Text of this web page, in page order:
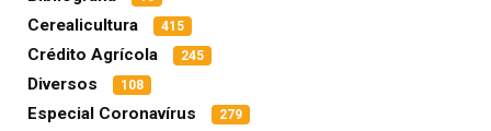
Cerealicultura 415
Crédito Agrícola 245
Diversos 108
Especial Coronavírus 279